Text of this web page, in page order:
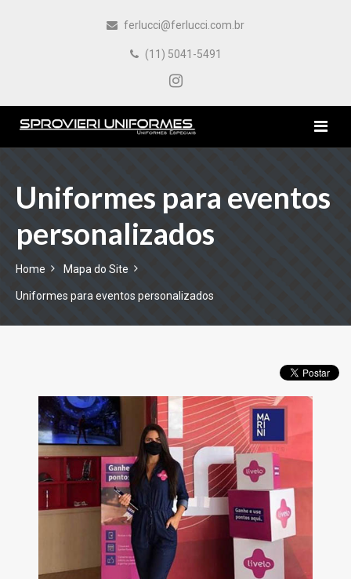
ferlucci@ferlucci.com.br
(11) 5041-5491
PRODUTOS
Uniformes para eventos
personalizados
Home Mapa do Site
Uniformes para eventos personalizados